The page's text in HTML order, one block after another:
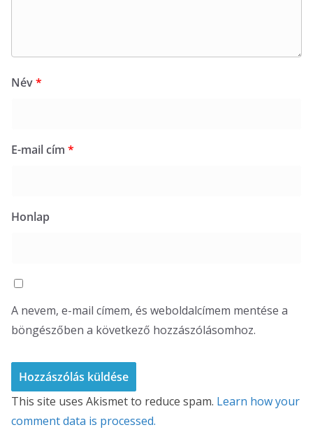
Név*
E-mail cím *
Honlap
A nevem, e-mail címem, és weboldalcímem mentése a
böngészőben a következő hozzászólásomhoz.
This site uses Akismet to reduce spam. Learn how your
comment data is processed.